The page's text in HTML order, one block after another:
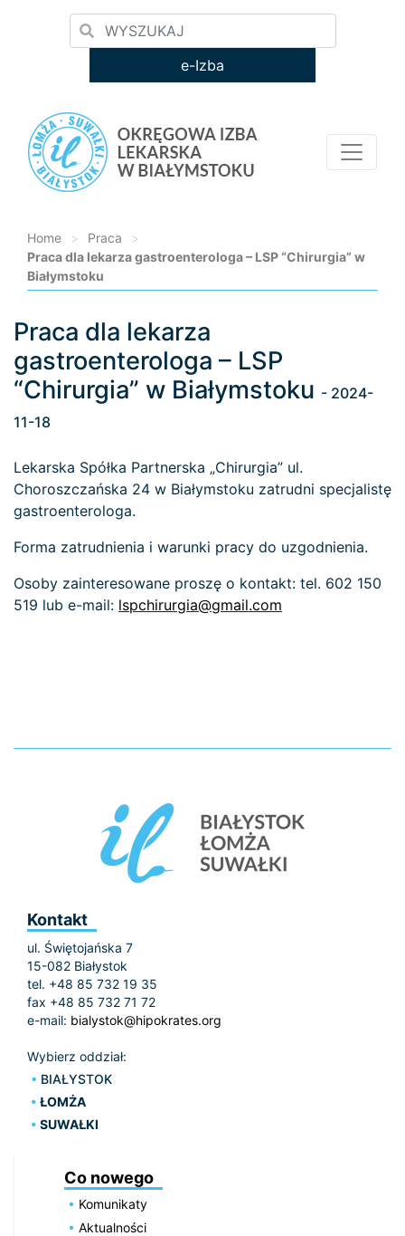
e-Izba
Home > Praca
>
Praca dla lekarza gastroenterologa – LSP “Chirurgia” w
Białymstoku
Loading...
Praca dla lekarza
gastroenterologa – LSP
“Chirurgia” w Białymstoku - 2024-
11-18
Lekarska Spółka Partnerska „Chirurgia” ul.
Choroszczańska 24 w Białymstoku zatrudni specjalistę
gastroenterologa.
Forma zatrudnienia i warunki pracy do uzgodnienia.
Osoby zainteresowane proszę o kontakt: tel. 602 150
519 lub e-mail: lspchirurgia@gmail.com
Kontakt
ul. Świętojańska 7
15-082 Białystok
tel. +48 85 732 19 35
fax +48 85 732 71 72
e-mail: bialystok@hipokrates.org
Wybierz oddział:
BIAŁYSTOK
ŁOMŻA
SUWAŁKI
Co nowego
Komunikaty
Aktualności